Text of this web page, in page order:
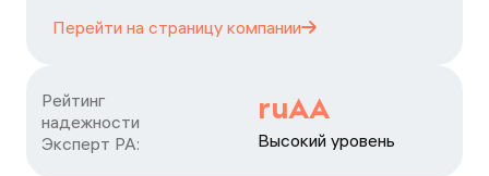
Перейти на страницу компании
Рейтинг
надежности
Эксперт РА:
ruAA
Высокий уровень